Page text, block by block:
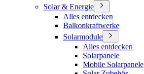
Solar & Energie
Alles entdecken
Balkonkraftwerke
Solarmodule
Alles entdecken
Solarpanele
Mobile Solarpanele